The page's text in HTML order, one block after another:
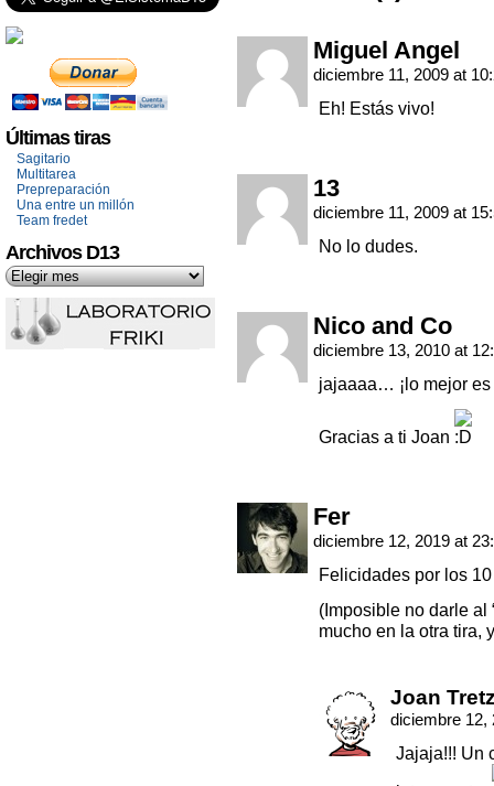
Últimas tiras
Sagitario
Multitarea
Prepreparación
Una entre un millón
Team fredet
Archivos D13
Miguel Angel
diciembre 11, 2009 at
Eh! Estás vivo!
13
diciembre 11, 2009 at
No lo dudes.
Nico and Co
diciembre 13, 2010 at
jajaaaa… ¡lo mejor
Gracias a ti Joan
Fer
diciembre 12, 2019 at
Felicidades por los
(Imposible no darle al
mucho en la otra tira,
Joan
diciembre 12,
Jajaja!!! Un